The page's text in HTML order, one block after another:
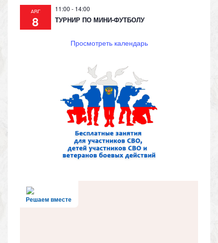
АВГ
8
11:00 - 14:00
ТУРНИР ПО МИНИ-ФУТБОЛУ
Просмотреть календарь
Решаем вместе